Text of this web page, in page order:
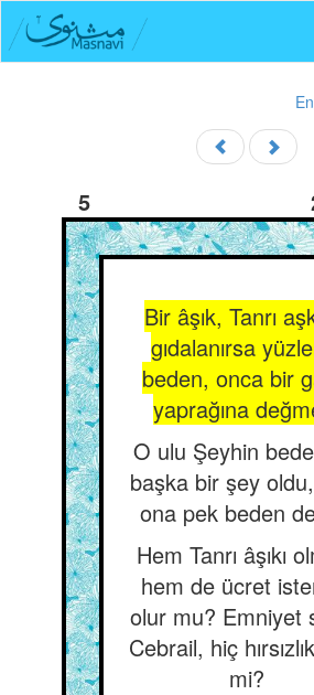
5
Bir âşık, Tanrı
gıdalanırsa
beden, onca bir
yaprağına
O ulu Şeyhin
başka bir şey
ona pek beden
Hem Tanrı âşıkı
hem de ücret
olur mu? Emniyet
Cebrail, hiç
mi?